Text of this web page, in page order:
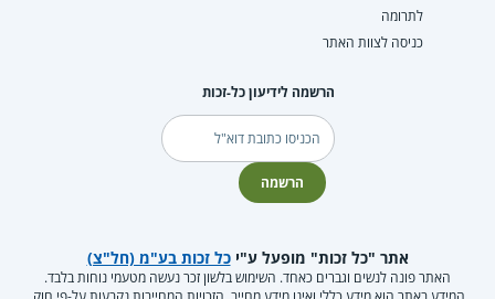
לתרומה
כניסה לצוות האתר
הרשמה לידיעון כל-זכות
דוא"ל
הרשמה
אתר "כל זכות" מופעל ע"יכל זכות בע"מ (חל"צ)
האתר פונה לנשים וגברים כאחד. השימוש בלשון זכר נעשה מטעמי נוחות בלבד.